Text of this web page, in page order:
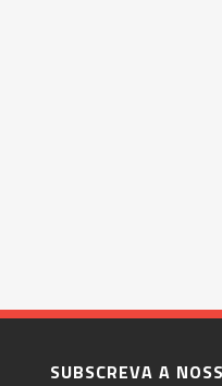
SUBSCREVA A